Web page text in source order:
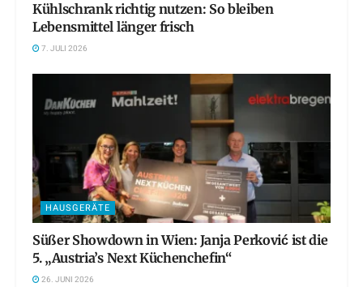
Kühlschrank richtig nutzen: So bleiben
Lebensmittel länger frisch
7. JULI 2026
HAUSGERÄTE
Süßer Showdown in Wien: Janja Perković ist die
5. „Austria’s Next Küchenchefin“
26. JUNI 2026